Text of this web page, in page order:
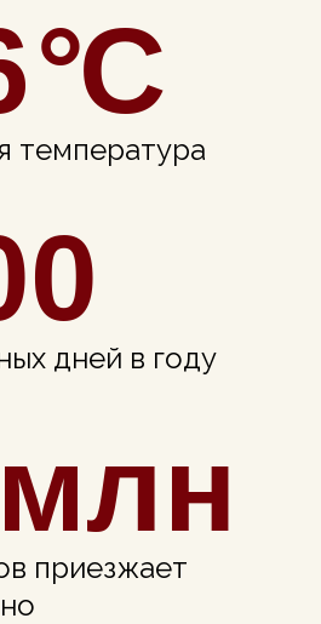
°С
температура
дней в году
приезжает